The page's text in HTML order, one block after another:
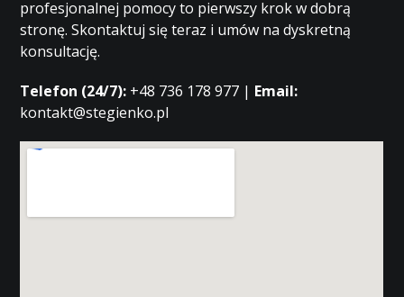
profesjonalnej pomocy to pierwszy krok w dobrą
stronę. Skontaktuj się teraz i umów na dyskretną
konsultację.
Telefon (24/7): +48 736 178 977 | Email:
kontakt@stegienko.pl